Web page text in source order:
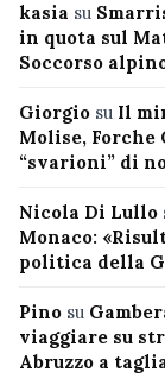
kasia su
in quota sul
Soccorso
Giorgio su Il
Molise, Forche
“svarioni” di
Nicola Di Lullo
Monaco:
politica della
Pino su
viaggiare su
Abruzzo a